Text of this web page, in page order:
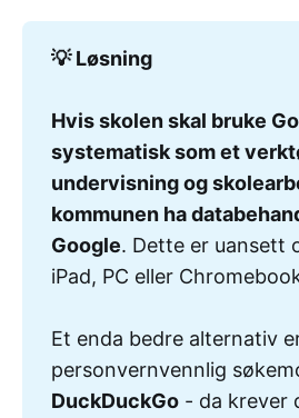
💡 Løsning
Hvis skolen skal bruke
systematisk som et
undervisning og
kommunen ha
Google. Dette er uansett
iPad, PC eller
Et enda bedre alternativ
personvernvennlig
DuckDuckGo- da krever